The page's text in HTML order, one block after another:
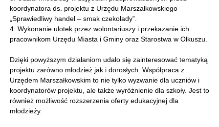
koordynatora ds. projektu z Urzędu Marszałkowskiego
„Sprawiedliwy handel – smak czekolady”.
4. Wykonanie ulotek przez wolontariuszy i przekazanie ich
pracownikom Urzędu Miasta i Gminy oraz Starostwa w Olkuszu.
Dzięki powyższym działaniom udało się zainteresować tematyką
projektu zarówno młodzież jak i dorosłych. Współpraca z
Urzędem Marszałkowskim to nie tylko wyzwanie dla uczniów i
koordynatorów projektu, ale także wyróżnienie dla szkoły. Jest to
również możliwość rozszerzenia oferty edukacyjnej dla
młodzieży.